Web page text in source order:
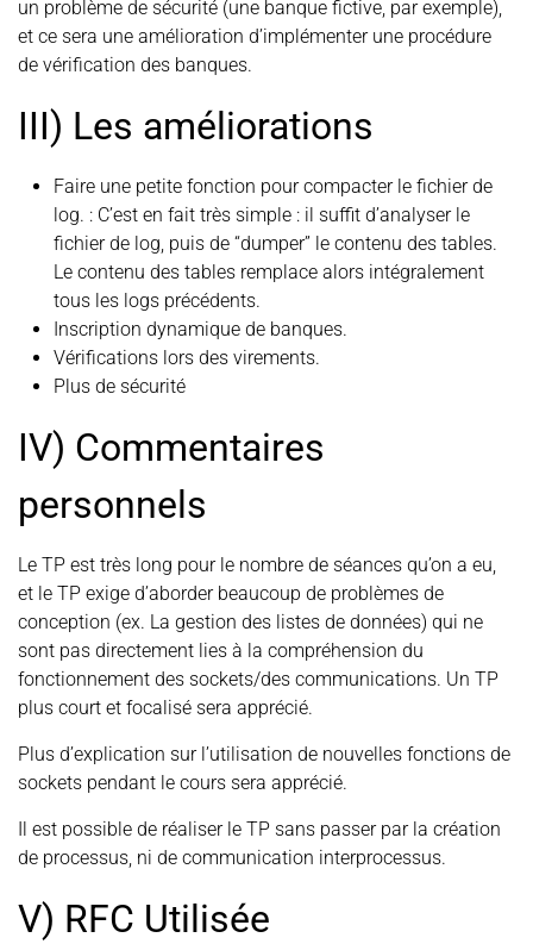
un problème de sécurité (une banque fictive, par exemple),
et ce sera une amélioration d’implémenter une procédure
de vérification des banques.
III) Les améliorations
Faire une petite fonction pour compacter le fichier de
log. : C’est en fait très simple : il suffit d’analyser le
fichier de log, puis de “dumper” le contenu des tables.
Le contenu des tables remplace alors intégralement
tous les logs précédents.
Inscription dynamique de banques.
Vérifications lors des virements.
Plus de sécurité
IV) Commentaires
personnels
Le TP est très long pour le nombre de séances qu’on a eu,
et le TP exige d’aborder beaucoup de problèmes de
conception (ex. La gestion des listes de données) qui ne
sont pas directement lies à la compréhension du
fonctionnement des sockets/des communications. Un TP
plus court et focalisé sera apprécié.
Plus d’explication sur l’utilisation de nouvelles fonctions de
sockets pendant le cours sera apprécié.
Il est possible de réaliser le TP sans passer par la création
de processus, ni de communication interprocessus.
V) RFC Utilisée